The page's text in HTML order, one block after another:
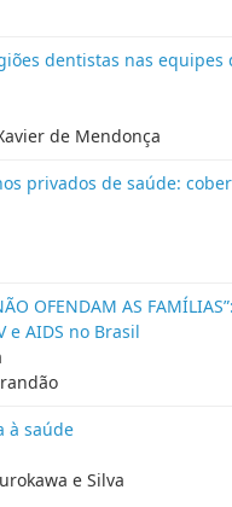
dentistas nas
de Mendonça
privados de saúde:
NÃO OFENDAM AS
e AIDS no Brasil
à saúde
e Silva